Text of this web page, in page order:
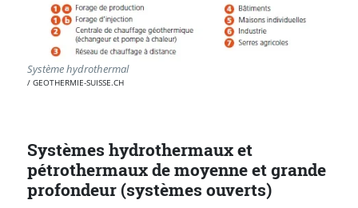
Système hydrothermal
GEOTHERMIE-SUISSE.CH
Systèmes hydrothermaux et
pétrothermaux de moyenne et grande
profondeur (systèmes ouverts)